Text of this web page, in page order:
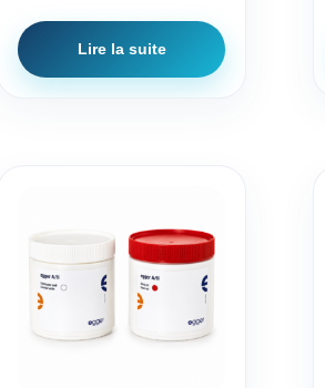
Lire la suite